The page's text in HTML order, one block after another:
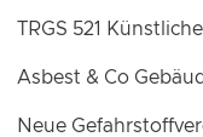
TRGS 521
Asbest & Co
Neue